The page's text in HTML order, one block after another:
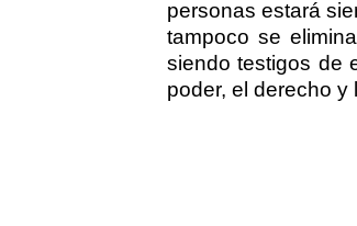
personas estará
tampoco se
siendo testigos de
poder, el derecho